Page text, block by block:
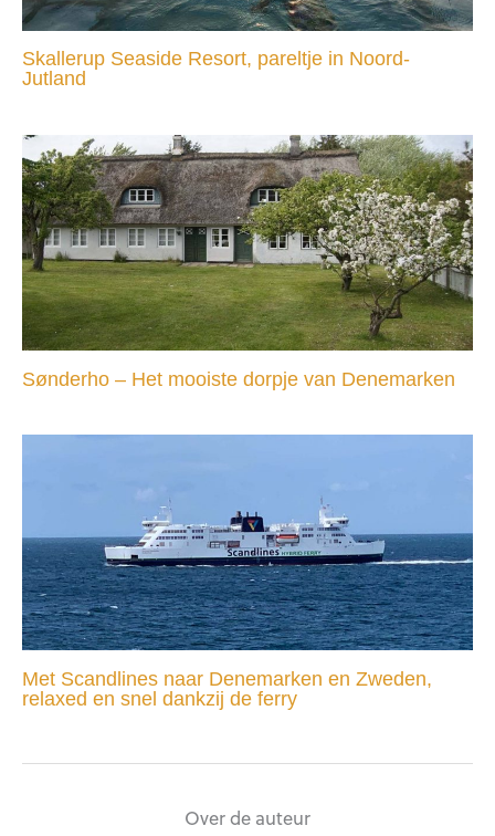
Skallerup Seaside Resort, pareltje in Noord-
Jutland
Sønderho – Het mooiste dorpje van Denemarken
Met Scandlines naar Denemarken en Zweden,
relaxed en snel dankzij de ferry
Over de auteur